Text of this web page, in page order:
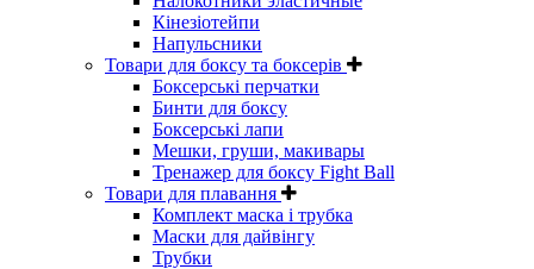
Кінезіотейпи
Напульсники
Товари для боксу та боксерів
Боксерські перчатки
Бинти для боксу
Боксерські лапи
Мешки, груши, макивары
Тренажер для боксу Fight Ball
Товари для плавання
Комплект маска і трубка
Маски для дайвінгу
Трубки